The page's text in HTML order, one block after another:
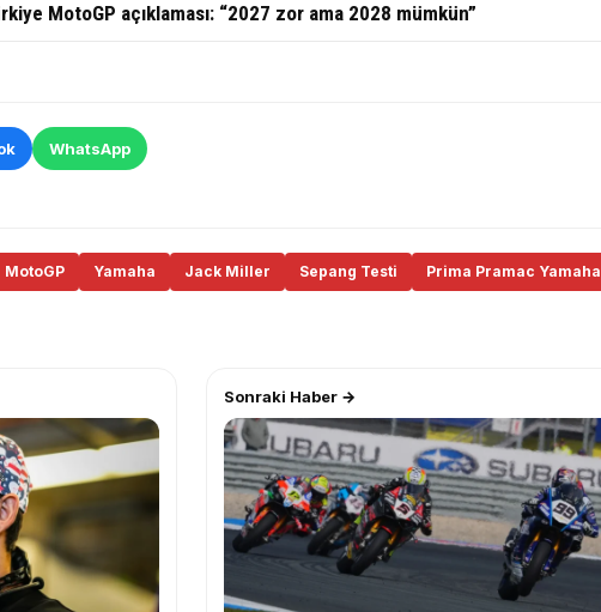
MotoGP açıklaması: “2027 zor ama 2028 mümkün”
WhatsApp
MotoGP Yamaha Jack Miller Sepang Testi Prima Pramac Yamaha
Sonraki Haber →